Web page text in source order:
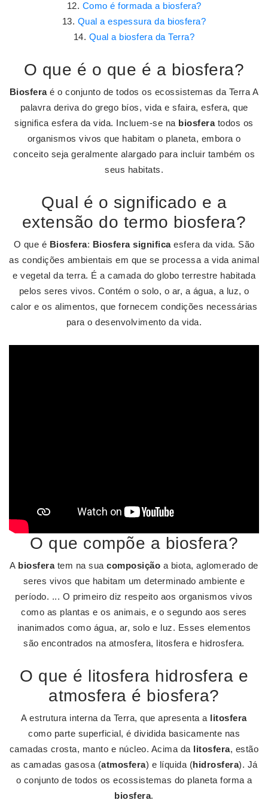
Como é formada a biosfera?
Qual a espessura da biosfera?
Qual a biosfera da Terra?
O que é o que é a biosfera?
Biosferaé o conjunto de todos os ecossistemas da Terra A
palavra deriva do grego bíos, vida e sfaira, esfera, que
significa esfera da vida. Incluem-se na biosferatodos os
organismos vivos que habitam o planeta, embora o
conceito seja geralmente alargado para incluir também os
seus habitats.
Qual é o significado e a
extensão do termo biosfera?
O que é Biosfera: Biosfera significaesfera da vida. São
as condições ambientais em que se processa a vida animal
e vegetal da terra. É a camada do globo terrestre habitada
pelos seres vivos. Contém o solo, o ar, a água, a luz, o
calor e os alimentos, que fornecem condições necessárias
para o desenvolvimento da vida.
O que compõe a biosfera?
A biosferatem na suacomposição a biota, aglomerado de
seres vivos que habitam um determinado ambiente e
período. ... O primeiro diz respeito aos organismos vivos
como as plantas e os animais, e o segundo aos seres
inanimados como água, ar, solo e luz. Esses elementos
são encontrados na atmosfera, litosfera e hidrosfera.
O que é litosfera hidrosfera e
atmosfera é biosfera?
A estrutura interna da Terra, que apresenta a litosfera
como parte superficial, é dividida basicamente nas
camadas crosta, manto e núcleo. Acima da litosfera, estão
as camadas gasosa (atmosfera) e líquida (hidrosfera). Já
o conjunto de todos os ecossistemas do planeta forma a
biosfera.